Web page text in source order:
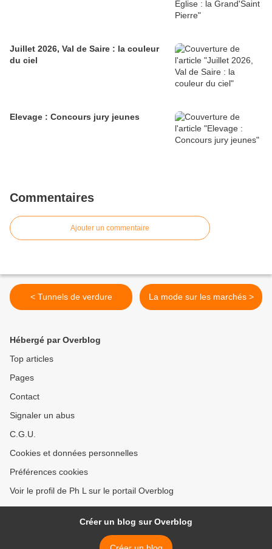
Juillet 2026, Val de Saire : la couleur
du ciel
Elevage : Concours jury jeunes
Commentaires
Ajouter un commentaire
< Tunnels de verdure La mode sur les marchés >
Hébergé par Overblog
Top articles
Pages
Contact
Signaler un abus
C.G.U.
Cookies et données personnelles
Préférences cookies
Voir le profil de Ph L sur le portail Overblog
Créer un blog sur Overblog